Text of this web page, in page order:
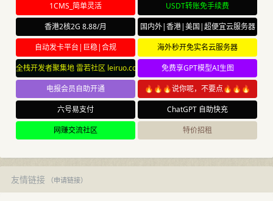
1CMS_简单灵活
USDT转账免手续费
香港2核2G 8.88/月
国内外|香港|美国|超便宜云服务器
自动发卡平台|巨稳|合规
海外秒开免实名云服务器
全栈开发者聚集地 雷若社区 leiruo.com
免费享GPT模型AI生图
电报会员自助开通
🔥🔥🔥说你呢，不要点🔥🔥🔥
六号易支付
ChatGPT 自助快充
网赚交流社区
特价招租
友情链接（申请链接）